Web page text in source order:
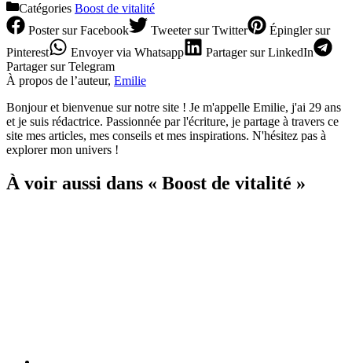
Catégories Boost de vitalité
Postersur Facebook Tweetersur Twitter Épinglersur
Pinterest
Envoyervia Whatsapp Partagersur LinkedIn
Partagersur Telegram
À propos de l’auteur, Emilie
Bonjour et bienvenue sur notre site ! Je m'appelle Emilie, j'ai 29 ans
et je suis rédactrice. Passionnée par l'écriture, je partage à travers ce
site mes articles, mes conseils et mes inspirations. N'hésitez pas à
explorer mon univers !
À voir aussi dans « Boost de vitalité »